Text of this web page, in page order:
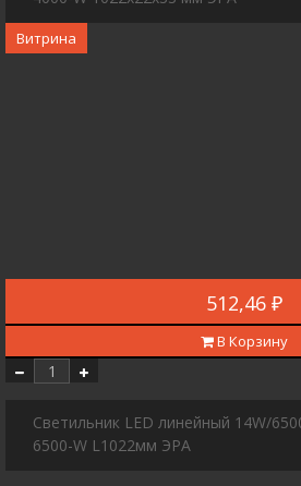
Витрина
512,46 ₽
В Корзину
Светильник LED линейный 14W/
6500-W L1022мм ЭРА